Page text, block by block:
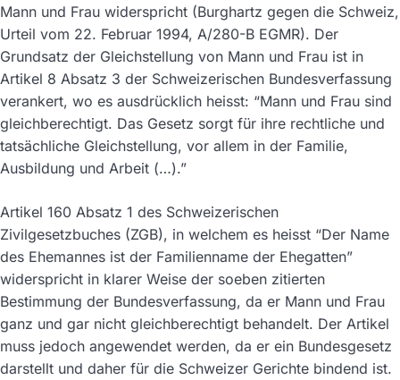
Mann und Frau widerspricht (Burghartz gegen die Schweiz,
Urteil vom 22. Februar 1994, A/280-B EGMR). Der
Grundsatz der Gleichstellung von Mann und Frau ist in
Artikel 8 Absatz 3 der Schweizerischen Bundesverfassung
verankert, wo es ausdrücklich heisst: “Mann und Frau sind
gleichberechtigt. Das Gesetz sorgt für ihre rechtliche und
tatsächliche Gleichstellung, vor allem in der Familie,
Ausbildung und Arbeit (…).”
Artikel 160 Absatz 1 des Schweizerischen
Zivilgesetzbuches (ZGB), in welchem es heisst “Der Name
des Ehemannes ist der Familienname der Ehegatten”
widerspricht in klarer Weise der soeben zitierten
Bestimmung der Bundesverfassung, da er Mann und Frau
ganz und gar nicht gleichberechtigt behandelt. Der Artikel
muss jedoch angewendet werden, da er ein Bundesgesetz
darstellt und daher für die Schweizer Gerichte bindend ist.